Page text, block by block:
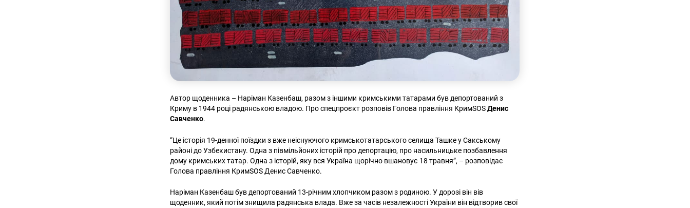
Автор щоденника – Наріман Казенбаш, разом з іншими кримськими татарами був депортований з
Криму в 1944 році радянською владою. Про спецпроєкт розповів Голова правління КримSOSДенис
Савченко.
“Це історія 19-денної поїздки з вже неіснуючого кримськотатарського селища Ташке у Сакському
районі до Узбекистану. Одна з півмільйоних історій про депортацію, про насильницьке позбавлення
дому кримських татар. Одна з історій, яку вся Україна щорічно вшановує 18 травня”, – розповідає
Голова правління КримSOS Денис Савченко.
Наріман Казенбаш був депортований 13-річним хлопчиком разом з родиною. У дорозі він вів
щоденник, який потім знищила радянська влада. Вже за часів незалежності України він відтворив свої